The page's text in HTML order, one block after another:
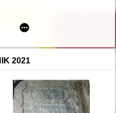
w latach 1851-1852
2021